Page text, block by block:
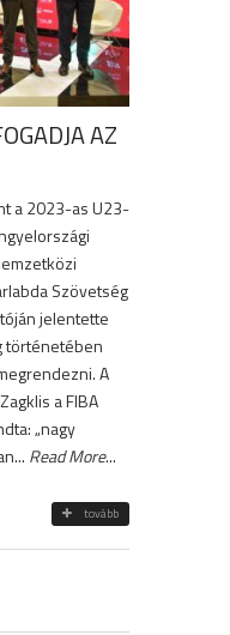
AZ
a 2023-as U23-
Szövetség
jelentette
történetében
A
a FIBA
„nagy
Read More...
tovább